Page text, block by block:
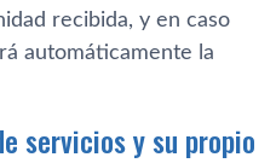
recibida, y en caso
automáticamente la
servicios y su propio